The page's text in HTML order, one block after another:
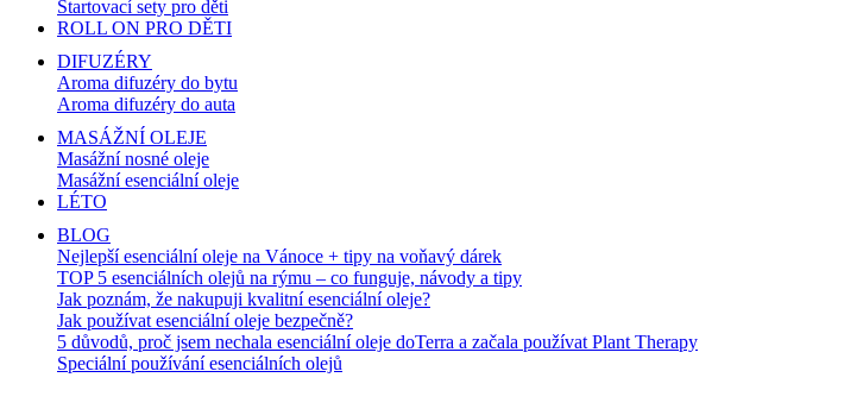
Startovací sety pro děti
ROLL ON PRO DĚTI
DIFUZÉRY
Aroma difuzéry do bytu
Aroma difuzéry do auta
MASÁŽNÍ OLEJE
Masážní nosné oleje
Masážní esenciální oleje
LÉTO
BLOG
Nejlepší esenciální oleje na Vánoce + tipy na voňavý dárek
TOP 5 esenciálních olejů na rýmu – co funguje, návody a tipy
Jak poznám, že nakupuji kvalitní esenciální oleje?
Jak používat esenciální oleje bezpečně?
5 důvodů, proč jsem nechala esenciální oleje doTerra a začala používat Plant Therapy
Speciální používání esenciálních olejů